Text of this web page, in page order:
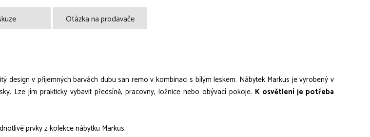
Otázka na prodavače
design v příjemných barvách dubu san remo v kombinaci s bílým leskem. Nábytek Markus je vyrobený v
Lze jím prakticky vybavit předsíně, pracovny, ložnice nebo obývací pokoje. K osvětlení je potřeba
prvky z kolekce nábytku Markus.